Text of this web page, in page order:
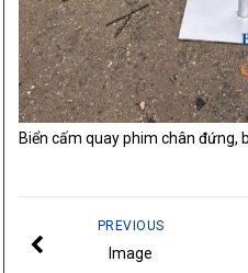
Biển cấm quay phim chân đứng,
PREVIOUS
Image